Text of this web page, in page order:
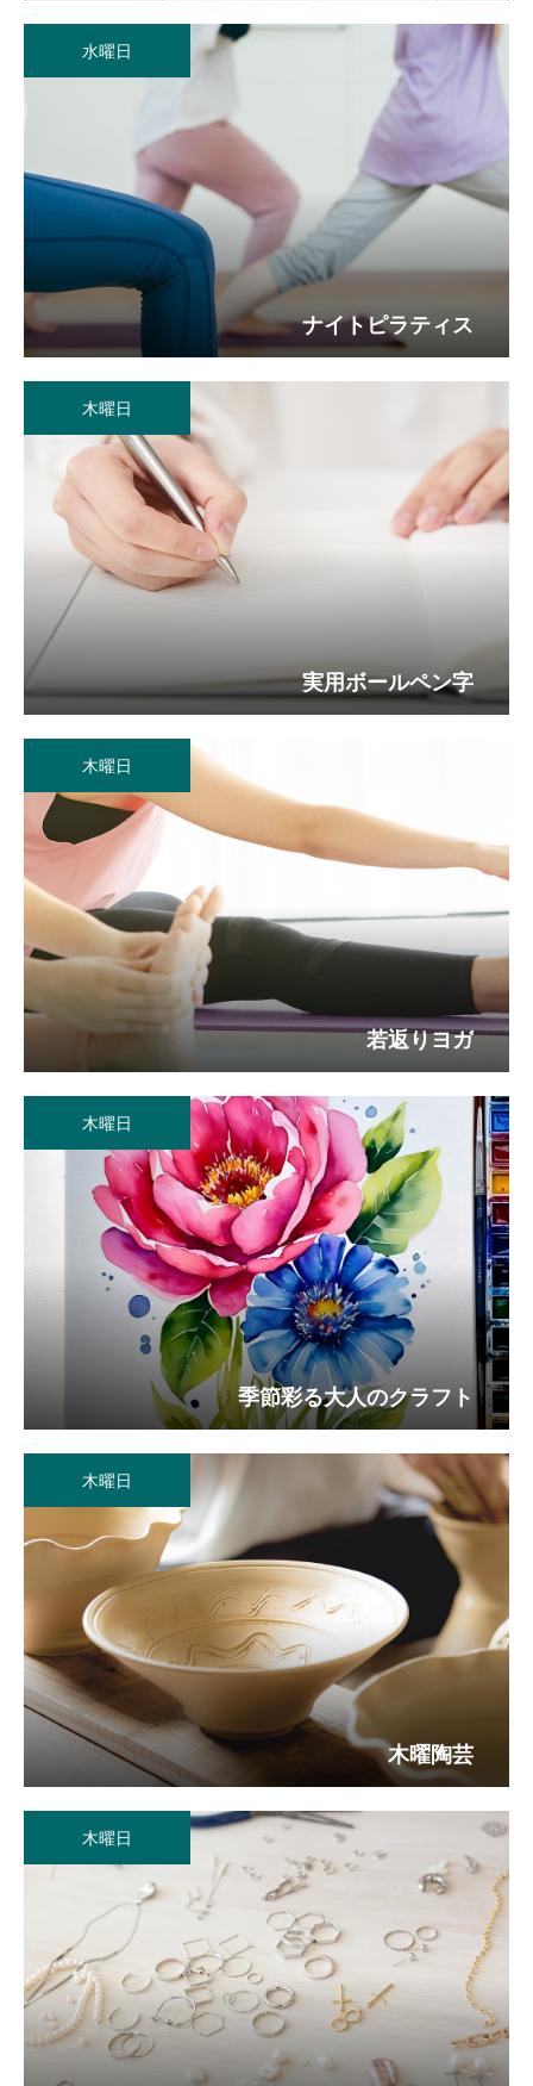
水曜日
ナイトピラティス
木曜日
実用ボールペン字
木曜日
若返りヨガ
木曜日
季節彩る大人のクラフト
木曜日
木曜陶芸
木曜日